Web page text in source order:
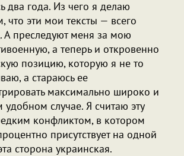
два года. Из чего я делаю
что эти мои тексты — всего
А преследуют меня за мою
а теперь и откровенно
позицию, которую я не то
а стараюсь ее
максимально широко и
случае. Я считаю эту
конфликтом, в котором
присутствует на одной
сторона украинская.